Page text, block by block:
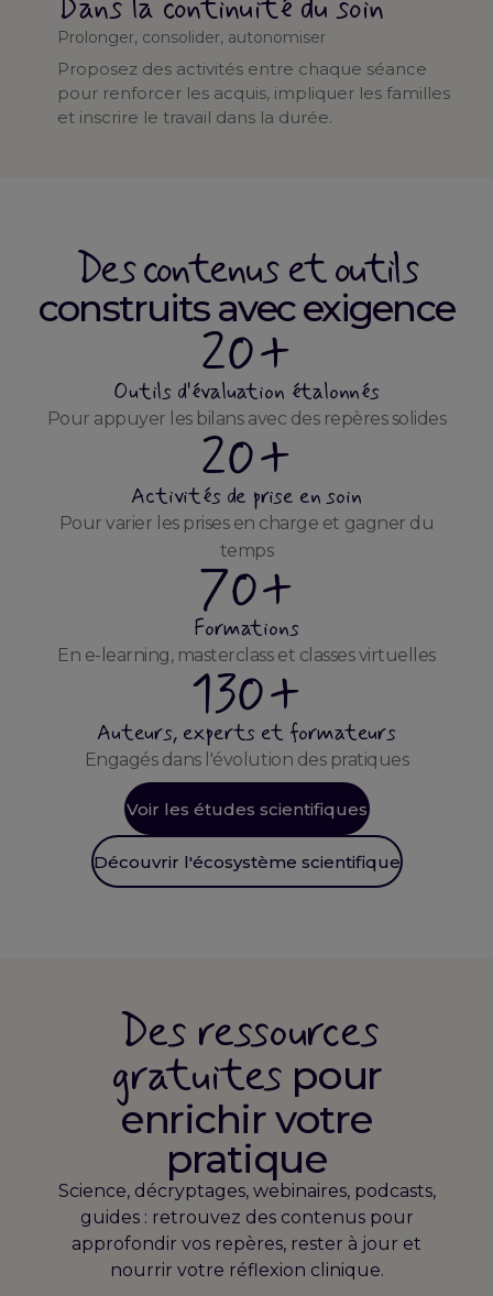
Dans la continuité du soin
Prolonger, consolider, autonomiser
Proposez des activités entre chaque séance
pour renforcer les acquis, impliquer les familles
et inscrire le travail dans la durée.
Des contenus et outils
construits avec exigence
20+
Outils d'évaluation étalonnés
Pour appuyer les bilans avec des repères solides
20+
Activités de prise en soin
Pour varier les prises en charge et gagner du
temps
70+
Formations
En e-learning, masterclass et classes virtuelles
130+
Auteurs, experts et formateurs
Engagés dans l'évolution des pratiques
Voir les études scientifiques
Découvrir l'écosystème scientifique
Des ressources
gratuites pour
enrichir votre
pratique
Science, décryptages, webinaires, podcasts,
guides : retrouvez des contenus pour
approfondir vos repères, rester à jour et
nourrir votre réflexion clinique.